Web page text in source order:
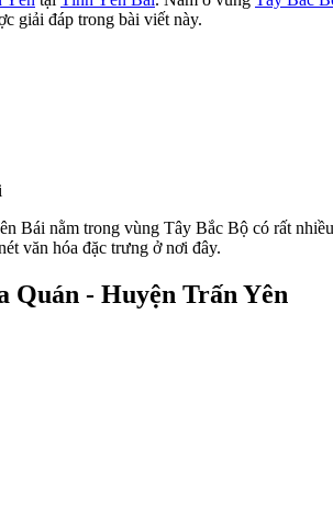
giải đáp trong bài viết này.
Bái nằm trong vùng Tây Bắc Bộ có rất
văn hóa đặc trưng ở nơi đây.
Quán - Huyện Trấn Yên